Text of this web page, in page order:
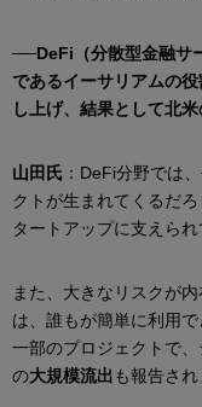
──DeFi（分散型金融サ
であるイーサリアムの
し上げ、結果として北
山田氏 ：DeFi分野では
クトが生まれてくるだ
タートアップに支えられ
また、大きなリスクが
は、誰もが簡単に利用
一部のプロジェクトで
の大規模流出も報告され